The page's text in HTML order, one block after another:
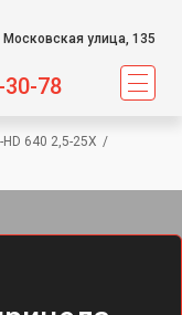
Московская улица, 135
30-78
HD 640 2,5-25X /